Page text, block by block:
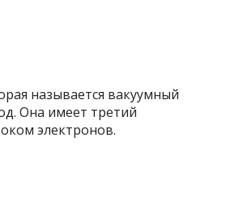
называется вакуумный
Она имеет третий
электронов.